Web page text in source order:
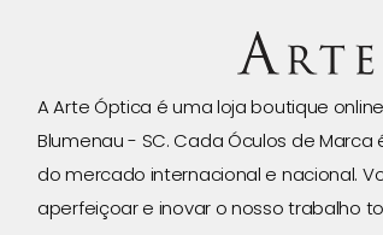
A Arte Óptica é uma loja boutique
Blumenau - SC. Cada Óculos de
do mercado internacional e nacional.
aperfeiçoar e inovar o nosso trabalho